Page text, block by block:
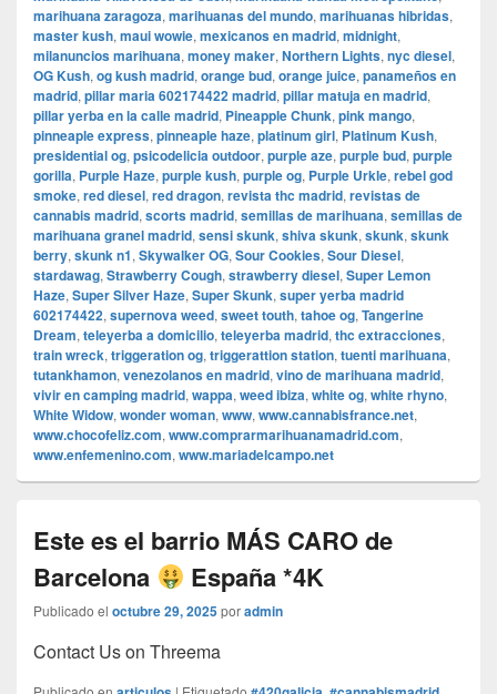
marihuana zaragoza, marihuanas del mundo, marihuanas hibridas,
master kush, maui wowie, mexicanos en madrid, midnight,
milanuncios marihuana, money maker, Northern Lights, nyc diesel,
OG Kush, og kush madrid, orange bud, orange juice, panameños en
madrid, pillar maria 602174422 madrid, pillar matuja en madrid,
pillar yerba en la calle madrid, Pineapple Chunk, pink mango,
pinneaple express, pinneaple haze, platinum girl, Platinum Kush,
presidential og, psicodelicia outdoor, purple aze, purple bud, purple
gorilla, Purple Haze, purple kush, purple og, Purple Urkle, rebel god
smoke, red diesel, red dragon, revista thc madrid, revistas de
cannabis madrid, scorts madrid, semillas de marihuana, semillas de
marihuana granel madrid, sensi skunk, shiva skunk, skunk, skunk
berry, skunk n1, Skywalker OG, Sour Cookies, Sour Diesel,
stardawag, Strawberry Cough, strawberry diesel, Super Lemon
Haze, Super Silver Haze, Super Skunk, super yerba madrid
602174422, supernova weed, sweet touth, tahoe og, Tangerine
Dream, teleyerba a domicilio, teleyerba madrid, thc extracciones,
train wreck, triggeration og, triggerattion station, tuenti marihuana,
tutankhamon, venezolanos en madrid, vino de marihuana madrid,
vivir en camping madrid, wappa, weed ibiza, white og, white rhyno,
White Widow, wonder woman, www, www.cannabisfrance.net,
www.chocofeliz.com, www.comprarmarihuanamadrid.com,
www.enfemenino.com, www.mariadelcampo.net
Este es el barrio MÁS CARO de
Barcelona
España *4K
Publicado el octubre 29, 2025poradmin
Contact Us on Threema